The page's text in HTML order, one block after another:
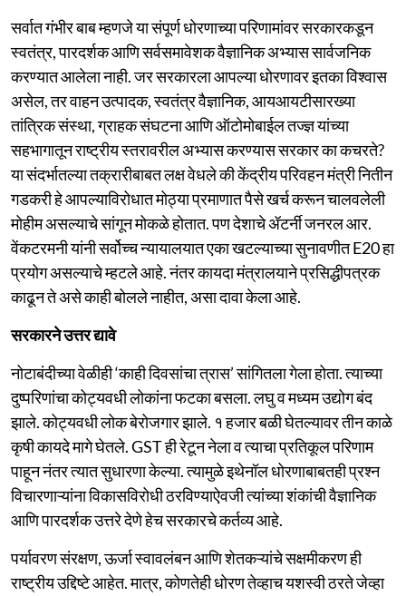
सर्वात गंभीर बाब म्हणजे या संपूर्ण धोरणाच्या परिणामांवर सरकारकडून
स्वतंत्र, पारदर्शक आणि सर्वसमावेशक वैज्ञानिक अभ्यास सार्वजनिक
करण्यात आलेला नाही. जर सरकारला आपल्या धोरणावर इतका विश्वास
असेल, तर वाहन उत्पादक, स्वतंत्र वैज्ञानिक, आयआयटीसारख्या
तांत्रिक संस्था, ग्राहक संघटना आणि ऑटोमोबाईल तज्ज्ञ यांच्या
सहभागातून राष्ट्रीय स्तरावरील अभ्यास करण्यास सरकार का कचरते?
या संदर्भातल्या तक्रारीबाबत लक्ष वेधले की केंद्रीय परिवहन मंत्री नितीन
गडकरी हे आपल्याविरोधात मोठ्या प्रमाणात पैसे खर्च करून चालवलेली
मोहीम असल्याचे सांगून मोकळे होतात. पण देशाचे ॲटर्नी जनरल आर.
वेंकटरमनी यांनी सर्वोच्च न्यायालयात एका खटल्याच्या सुनावणीत E20 हा
प्रयोग असल्याचे म्हटले आहे. नंतर कायदा मंत्रालयाने प्रसिद्धीपत्रक
काढून ते असे काही बोलले नाहीत, असा दावा केला आहे.
सरकारने उत्तर द्यावे
नोटाबंदीच्या वेळीही ‘काही दिवसांचा त्रास’ सांगितला गेला होता. त्याच्या
दुष्परिणांचा कोट्यवधी लोकांना फटका बसला. लघु व मध्यम उद्योग बंद
झाले. कोट्यवधी लोक बेरोजगार झाले. १ हजार बळी घेतल्यावर तीन काळे
कृषी कायदे मागे घेतले. GST ही रेटून नेला व त्याचा प्रतिकूल परिणाम
पाहून नंतर त्यात सुधारणा केल्या. त्यामुळे इथेनॉल धोरणाबाबतही प्रश्न
विचारणाऱ्यांना विकासविरोधी ठरविण्याऐवजी त्यांच्या शंकांची वैज्ञानिक
आणि पारदर्शक उत्तरे देणे हेच सरकारचे कर्तव्य आहे.
पर्यावरण संरक्षण, ऊर्जा स्वावलंबन आणि शेतकऱ्यांचे सक्षमीकरण ही
राष्ट्रीय उद्दिष्टे आहेत. मात्र, कोणतेही धोरण तेव्हाच यशस्वी ठरते जेव्हा